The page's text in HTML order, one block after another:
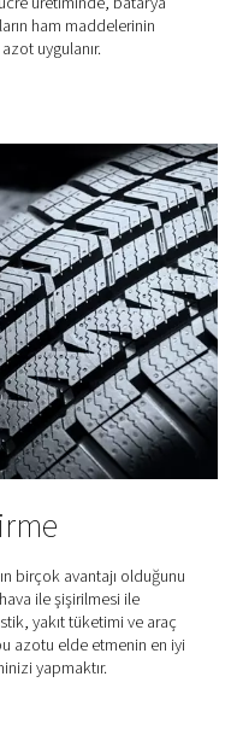
tesisleri
ambalajlamada ve
Bu nedenle bira
erişmek çok